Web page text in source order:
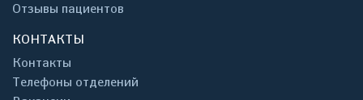
Отзывы пациентов
КОНТАКТЫ
Контакты
Телефоны отделений